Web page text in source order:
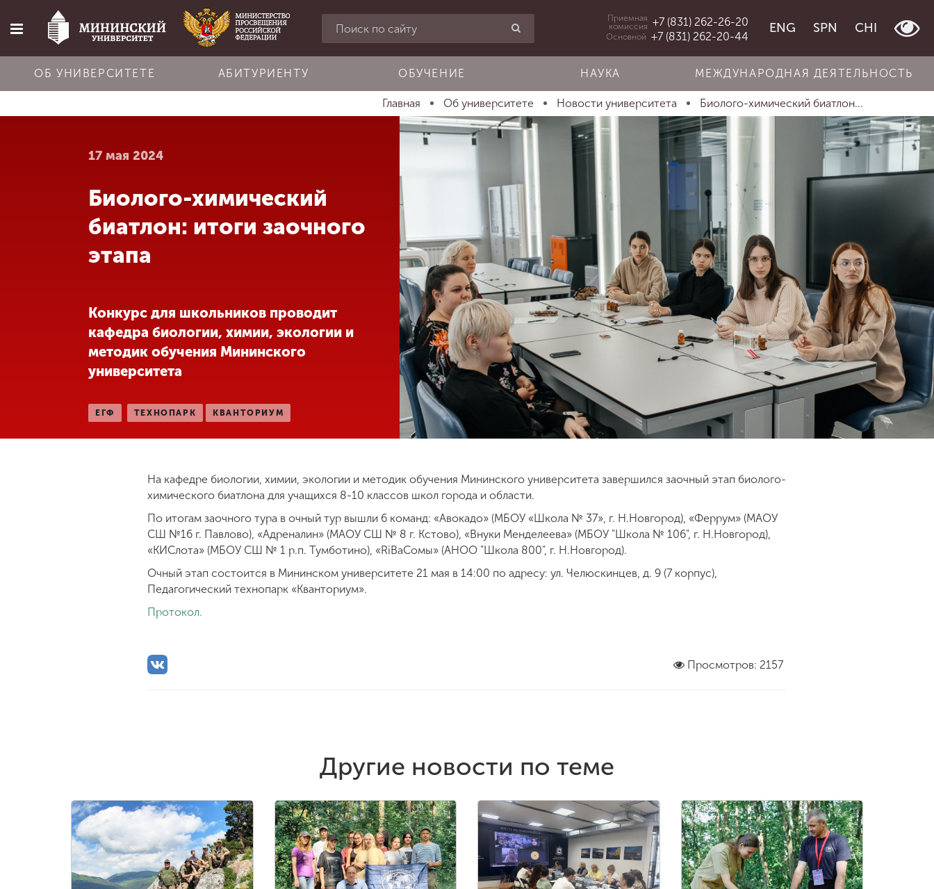
Главная
Об университете
Абитуриенту
Обучение
Международная
деятельность
деятельности
Приемная
комиссия +7 (831) 262-26-20
Основной +7 (831) 262-20-44
ENG SPN CHI
ОБ УНИВЕРСИТЕТЕ АБИТУРИЕНТУ ОБУЧЕНИЕ НАУКА МЕЖДУНАРОДНАЯ ДЕЯТЕЛЬНОСТЬ
Главная Об университете Новости университета Биолого-химический биатлон...
17 мая 2024
Биолого-химический
биатлон: итоги заочного
этапа
Конкурс для школьников проводит
кафедра биологии, химии, экологии и
методик обучения Мининского
университета
ЕГФ ТЕХНОПАРК КВАНТОРИУМ
На кафедре биологии, химии, экологии и методик обучения Мининского университета завершился заочный этап биолого-
химического биатлона для учащихся 8-10 классов школ города и области.
По итогам заочного тура в очный тур вышли 6 команд: «Авокадо» (МБОУ «Школа № 37», г. Н.Новгород), «Феррум» (МАОУ
СШ №16 г. Павлово), «Адреналин» (МАОУ СШ № 8 г. Кстово), «Внуки Менделеева» (МБОУ "Школа № 106", г. Н.Новгород),
«КИСлота» (МБОУ СШ № 1 р.п. Тумботино), «RiBaСомы» (АНОО "Школа 800", г. Н.Новгород).
Очный этап состоится в Мининском университете 21 мая в 14:00 по адресу: ул. Челюскинцев, д. 9 (7 корпус),
Педагогический технопарк «Кванториум».
Протокол.
Просмотров: 2157
Другие новости по теме